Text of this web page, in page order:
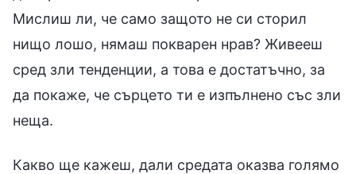
Мислиш ли, че само защото не си сторил
нищо лошо, нямаш покварен нрав? Живееш
сред зли тенденции, а това е достатъчно, за
да покаже, че сърцето ти е изпълнено със зли
неща.
Какво ще кажеш, дали средата оказва голямо